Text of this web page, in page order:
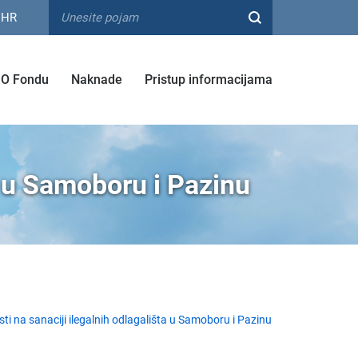
HR
O Fondu Naknade Pristup informacijama
Samoboru i Pazinu
na sanaciji ilegalnih odlagališta u Samoboru i Pazinu